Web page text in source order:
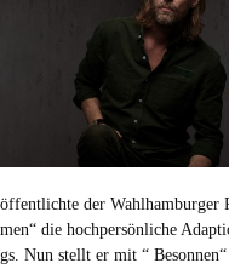
der Wahlhamburger
die hochpersönliche
Nun stellt er mit “